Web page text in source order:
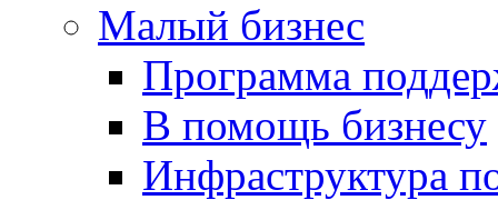
Малый бизнес
Программа
В помощь бизнесу
Инфраструктура